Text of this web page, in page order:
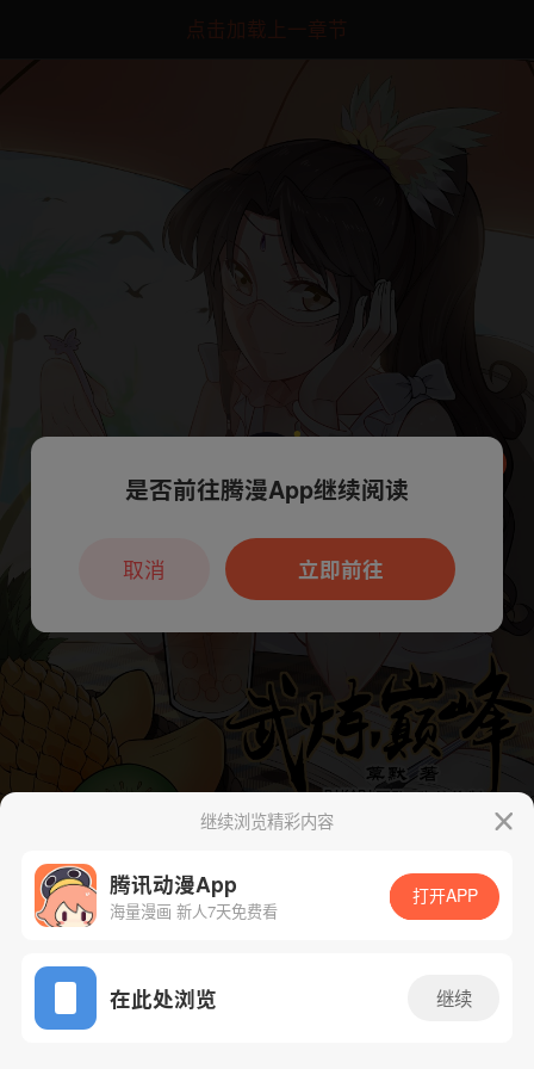
点击加载上一章节
App免费看
下一话 腾漫App免费看
继续浏览精彩内容
腾讯动漫App
海量漫画 新人7天免费看
打开APP
在此处浏览 继续
本章节仅支持App阅读，可打开App新用
户7天免费看
是否前往腾漫App继续阅读
立即前往
取消